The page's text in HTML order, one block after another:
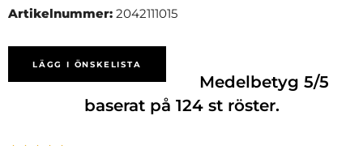
Artikelnummer: 2042111015
LÄGG I ÖNSKELISTA
Medelbetyg5/5
baserat på 124st röster.